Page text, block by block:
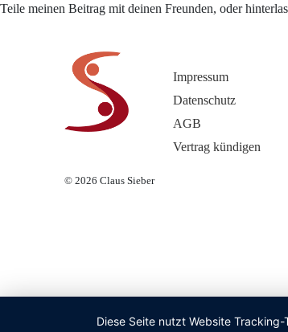
Teile meinen Beitrag mit deinen Freunden, oder
Diese Seite nutzt Website
Impressum
Datenschutz
AGB
Vertrag kündigen
© 2026 Claus Sieber